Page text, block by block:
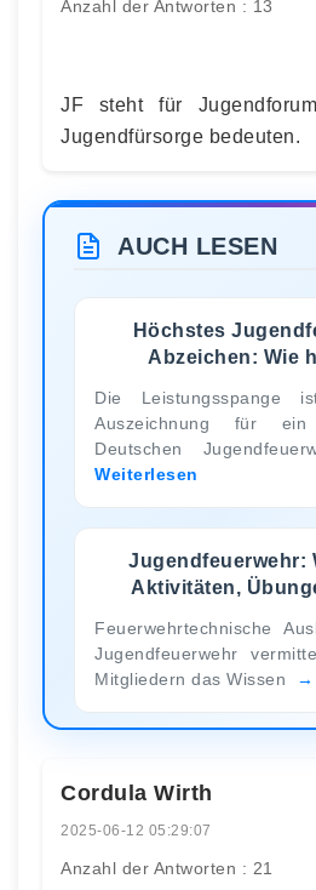
Anzahl der Antworten : 13
JF steht für
Jugendfürsorge bedeuten.
AUCH LESEN
Höchstes
Abzeichen: Wie
Die Leistungsspange
Auszeichnung für
Deutschen
Weiterlesen
Jugendfeuerwehr:
Aktivitäten,
Feuerwehrtechnische
Jugendfeuerwehr
Mitgliedern das Wissen
Cordula Wirth
2025-06-12 05:29:07
Anzahl der Antworten : 21